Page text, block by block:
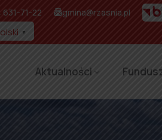
631-71-22 gmina@rzasnia.pl
▼
Aktualności